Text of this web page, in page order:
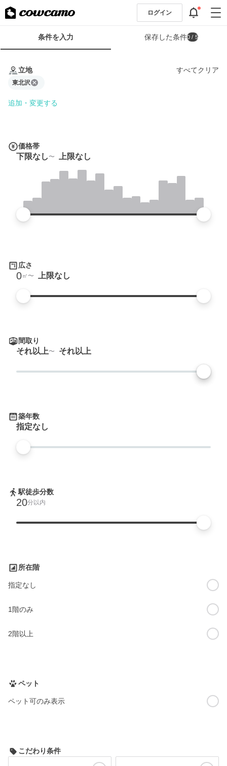
ログイン
条
条件を入力 保存した条件0 / 5
立地 すべてクリア
東北沢
追加・変更する
価格帯
下限なし 上限なし
広さ
0㎡ 上限なし
間取り
それ以上 それ以上
築年数
指定なし
駅徒歩分数
20分以内
所在階
指定なし
1階のみ
2階以上
ペット
ペット可のみ表示
こだわり条件